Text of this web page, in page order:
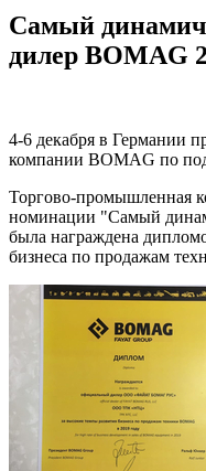
Самый
дилер BOMAG
4-6 декабря в Германии
компании BOMAG по
Торгово-промышленная
номинации "Самый
была награждена
бизнеса по продажам